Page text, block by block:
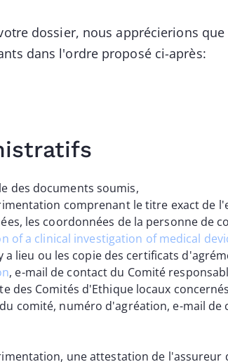
dossier, nous apprécierions
dans l'ordre proposé ci-après:
des documents soumis,
comprenant le titre exact de
les coordonnées de la personne de
of a clinical investigation of medical
lieu ou les copie des certificats
, e-mail de contact du Comité
des Comités d'Ethique locaux
comité, numéro d'agréation, e-mail de
une attestation de l'assureur